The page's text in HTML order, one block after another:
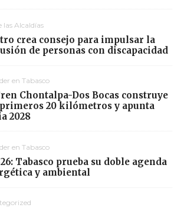
las Alcaldías
crea consejo para impulsar la
de personas con discapacidad
en Tabasco
Chontalpa-Dos Bocas construye
20 kilómetros y apunta
2028
en Tabasco
Tabasco prueba su doble agenda
y ambiental